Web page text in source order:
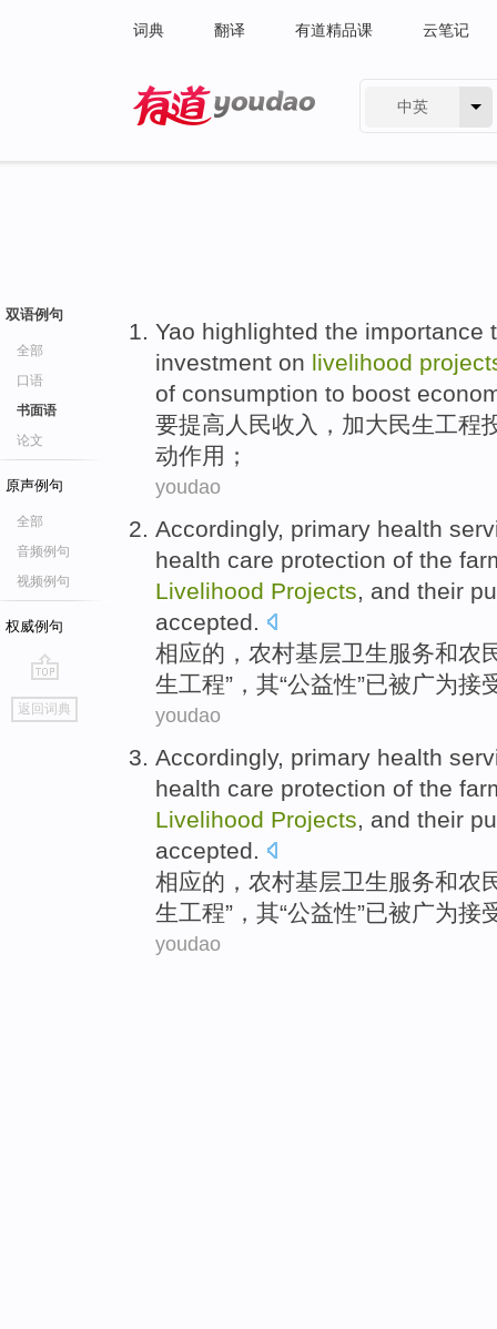
词典 翻译 有道精品课 云笔记
中英
双语例句
全部
口语
书面语
论文
原声例句
全部
音频例句
视频例句
权威例句
go
top
返回词典
Yao highlighted the importance
investment on livelihood
of consumption to boost
要提高 人民收入 ， 加大民生工程
动作用 ；
youdao
Accordingly, primary health
health care protection of the
Livelihood Projects, and their
accepted.
相应的 ， 农村基层卫生服务和农
生工程”， 其“公益性”已被广为接
youdao
Accordingly, primary health
health care protection of the
Livelihood Projects , and their
accepted
相应的 ， 农村基层卫生服务和农
生工程”， 其“公益性”已被广为接
youdao